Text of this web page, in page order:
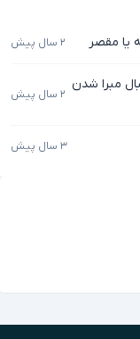
یا مقصر ۲ سال پیش
مبرا شدن
۲ سال پیش
۳ سال پیش